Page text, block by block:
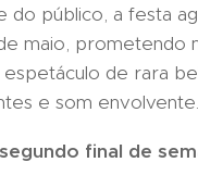
do público, a festa
maio, prometendo
de rara
e som envolvente.
final de